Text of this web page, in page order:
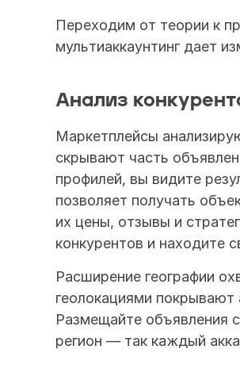
Переходим от теории к
мультиаккаунтинг дает
Анализ
Маркетплейсы
скрывают часть
профилей, вы видите
позволяет получать
их цены, отзывы и
конкурентов и находите
Расширение географии
геолокациями
Размещайте объявления
регион — так каждый